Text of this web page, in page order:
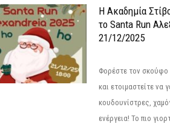
Η Ακαδημία
το Santa Run
21/12/2025
Φορέστε τον σκούφο
και ετοιμαστείτε να
κουδουνίστρες,
ενέργεια! Το πιο